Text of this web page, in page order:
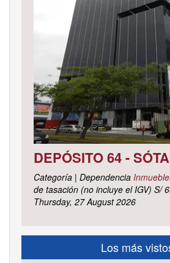
Categoría | Dependencia
de tasación (no incluye el IGV) S/
Thursday, 27 August 2026
Los más